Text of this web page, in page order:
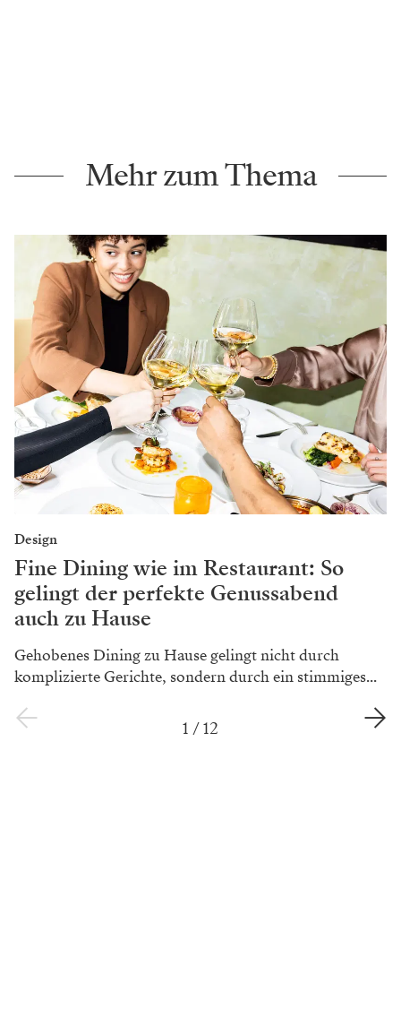
Mehr zum Thema
Design
Fine Dining wie im Restaurant: So
gelingt der perfekte Genussabend
auch zu Hause
Gehobenes Dining zu Hause gelingt nicht durch
komplizierte Gerichte, sondern durch ein stimmiges...
1 /12